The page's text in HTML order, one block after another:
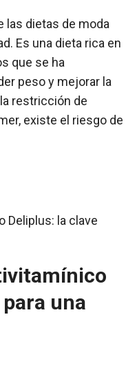
las dietas de moda
Es una dieta rica en
que se ha
peso y mejorar la
restricción de
existe el riesgo de
una